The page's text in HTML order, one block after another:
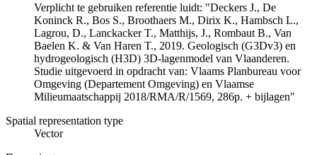
Verplicht te gebruiken referentie luidt: "Deckers J., De
Koninck R., Bos S., Broothaers M., Dirix K., Hambsch L.,
Lagrou, D., Lanckacker T., Matthijs, J., Rombaut B., Van
Baelen K. & Van Haren T., 2019. Geologisch (G3Dv3) en
hydrogeologisch (H3D) 3D-lagenmodel van Vlaanderen.
Studie uitgevoerd in opdracht van: Vlaams Planbureau voor
Omgeving (Departement Omgeving) en Vlaamse
Milieumaatschappij 2018/RMA/R/1569, 286p. + bijlagen"
Spatial representation type
Vector